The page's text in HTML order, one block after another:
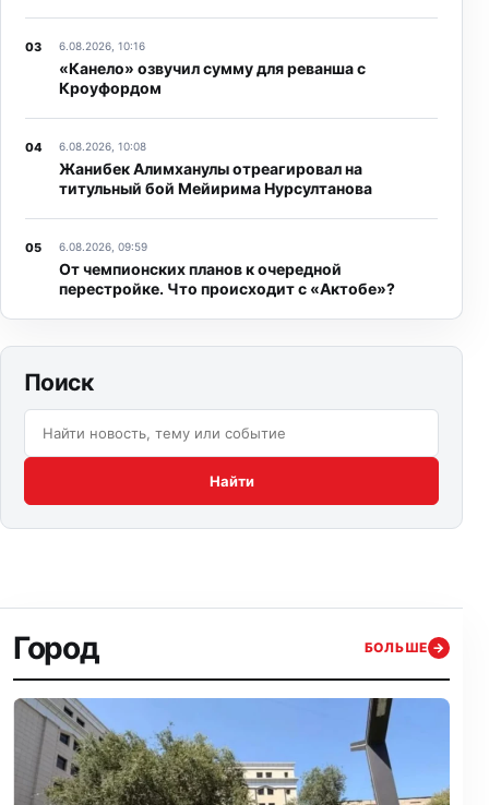
6.08.2026, 10:16
«Канело» озвучил сумму для реванша с
Кроуфордом
6.08.2026, 10:08
Жанибек Алимханулы отреагировал на
титульный бой Мейирима Нурсултанова
6.08.2026, 09:59
От чемпионских планов к очередной
перестройке. Что происходит с «Актобе»?
Поиск
Найти
Город БОЛЬШЕ →